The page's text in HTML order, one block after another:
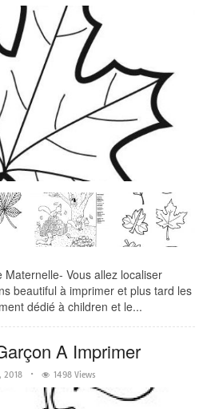
Vous allez localiser
beautiful à imprimer et plus tard les
dédié à children et le...
A Imprimer
2018 1498 Views